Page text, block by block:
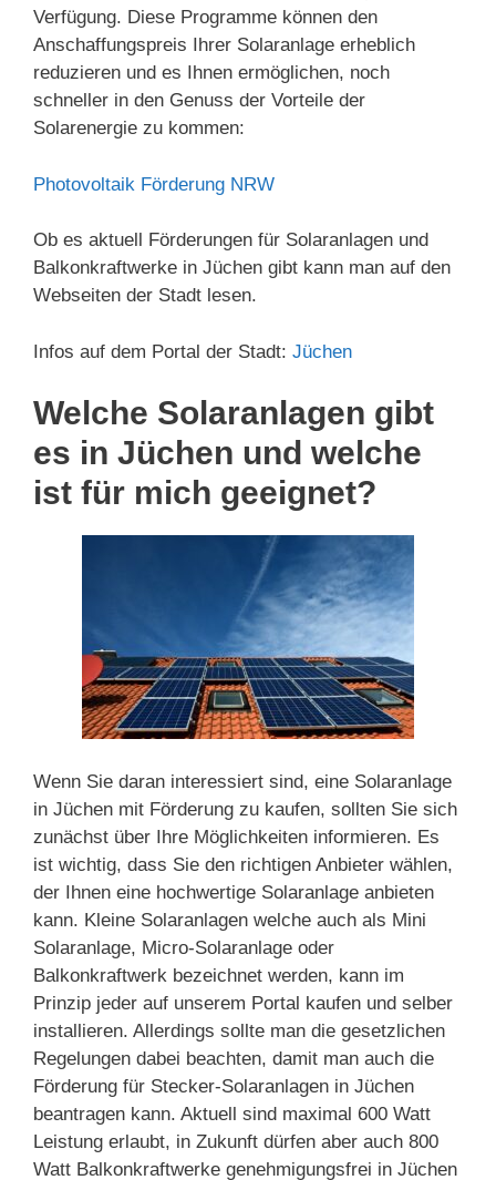
Verfügung. Diese Programme können den
Anschaffungspreis Ihrer Solaranlage erheblich
reduzieren und es Ihnen ermöglichen, noch
schneller in den Genuss der Vorteile der
Solarenergie zu kommen:
Photovoltaik Förderung NRW
Ob es aktuell Förderungen für Solaranlagen und
Balkonkraftwerke in Jüchen gibt kann man auf den
Webseiten der Stadt lesen.
Infos auf dem Portal der Stadt: Jüchen
Welche Solaranlagen gibt
es in Jüchen und welche
ist für mich geeignet?
Wenn Sie daran interessiert sind, eine Solaranlage
in Jüchen mit Förderung zu kaufen, sollten Sie sich
zunächst über Ihre Möglichkeiten informieren. Es
ist wichtig, dass Sie den richtigen Anbieter wählen,
der Ihnen eine hochwertige Solaranlage anbieten
kann. Kleine Solaranlagen welche auch als Mini
Solaranlage, Micro-Solaranlage oder
Balkonkraftwerk bezeichnet werden, kann im
Prinzip jeder auf unserem Portal kaufen und selber
installieren. Allerdings sollte man die gesetzlichen
Regelungen dabei beachten, damit man auch die
Förderung für Stecker-Solaranlagen in Jüchen
beantragen kann. Aktuell sind maximal 600 Watt
Leistung erlaubt, in Zukunft dürfen aber auch 800
Watt Balkonkraftwerke genehmigungsfrei in Jüchen